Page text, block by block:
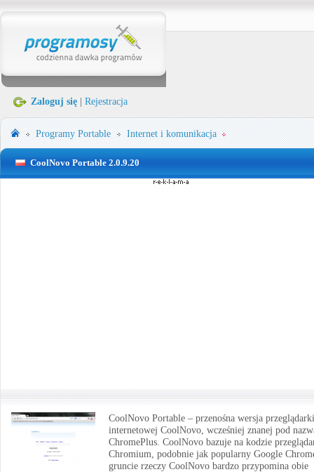
Zaloguj się Rejestracja
Programy Portable Internet i komunikacja
CoolNovo Portable 2.0.9.20
CoolNovo Portable – przenośna wersja przeglądarki
internetowej CoolNovo, wcześniej znanej pod
ChromePlus. CoolNovo bazuje na kodzie
Chromium, podobnie jak popularny Google
gruncie rzeczy CoolNovo bardzo przypomina obie